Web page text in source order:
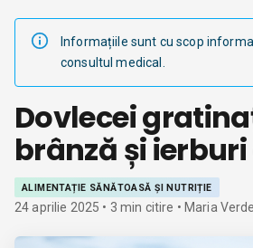
Informațiile sunt cu scop
consultul medical.
Dovlecei
brânză și
ALIMENTAȚIE SĂNĂTOASĂ ȘI NUTRIȚIE
24 aprilie 2025 • 3 min citire • Maria Verde